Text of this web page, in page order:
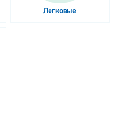
Легковые